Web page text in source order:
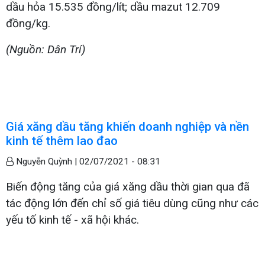
dầu hỏa 15.535 đồng/lít; dầu mazut 12.709
đồng/kg.
(Nguồn: Dân Trí)
Giá xăng dầu tăng khiến doanh nghiệp và nền
kinh tế thêm lao đao
Nguyễn Quỳnh | 02/07/2021 - 08:31
Biến động tăng của giá xăng dầu thời gian qua đã
tác động lớn đến chỉ số giá tiêu dùng cũng như các
yếu tố kinh tế - xã hội khác.